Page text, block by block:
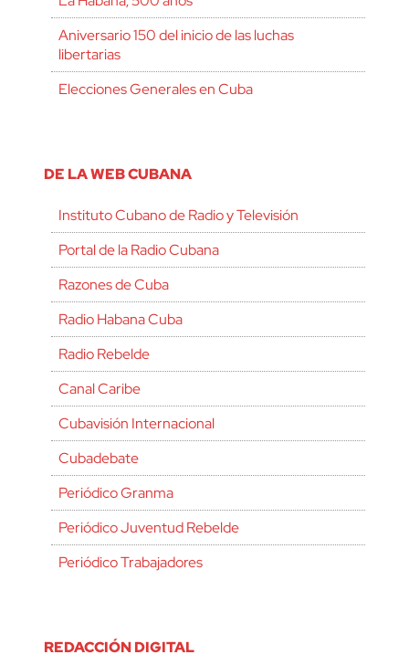
Aniversario 150 del inicio de las luchas
libertarias
Elecciones Generales en Cuba
DE LA WEB CUBANA
Instituto Cubano de Radio y Televisión
Portal de la Radio Cubana
Razones de Cuba
Radio Habana Cuba
Radio Rebelde
Canal Caribe
Cubavisión Internacional
Cubadebate
Periódico Granma
Periódico Juventud Rebelde
Periódico Trabajadores
REDACCIÓN DIGITAL